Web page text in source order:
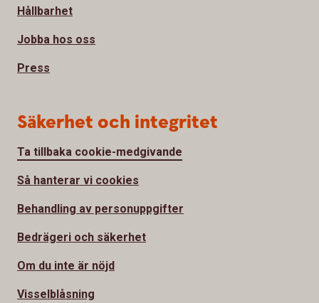
Hållbarhet
Jobba hos oss
Press
Säkerhet och integritet
Ta tillbaka cookie-medgivande
Så hanterar vi cookies
Behandling av personuppgifter
Bedrägeri och säkerhet
Om du inte är nöjd
Visselblåsning